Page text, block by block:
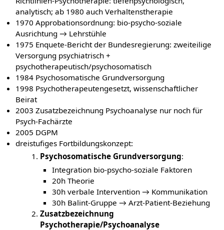
analytisch; ab 1980 auch Verhaltenstherapie
1970 Approbationsordnung: bio-psycho-soziale
Ausrichtung → Lehrstühle
1975 Enquete-Bericht der Bundesregierung: zweiteilige
Versorgung psychiatrisch +
psychotherapeutisch/psychosomatisch
1984 Psychosomatische Grundversorgung
1998 Psychotherapeutengesetzt, wissenschaftlicher
Beirat
2003 Zusatzbezeichnung Psychoanalyse nur noch für
Psych-Fachärzte
2005 DGPM
dreistufiges Fortbildungskonzept:
Psychosomatische Grundversorgung:
Integration bio-psycho-soziale Faktoren
20h Theorie
30h verbale Intervention → Kommunikation
30h Balint-Gruppe → Arzt-Patient-Beziehung
Zusatzbezeichnung
Psychotherapie/Psychoanalyse